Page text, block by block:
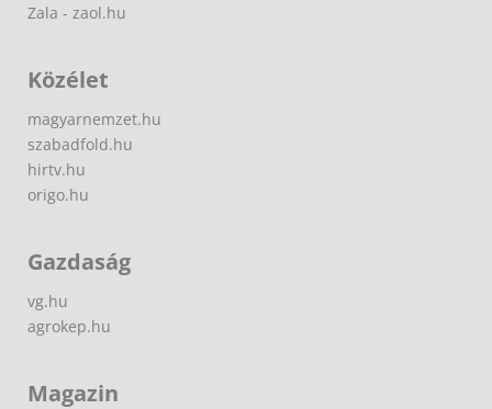
Zala - zaol.hu
Közélet
magyarnemzet.hu
szabadfold.hu
hirtv.hu
origo.hu
Gazdaság
vg.hu
agrokep.hu
Magazin